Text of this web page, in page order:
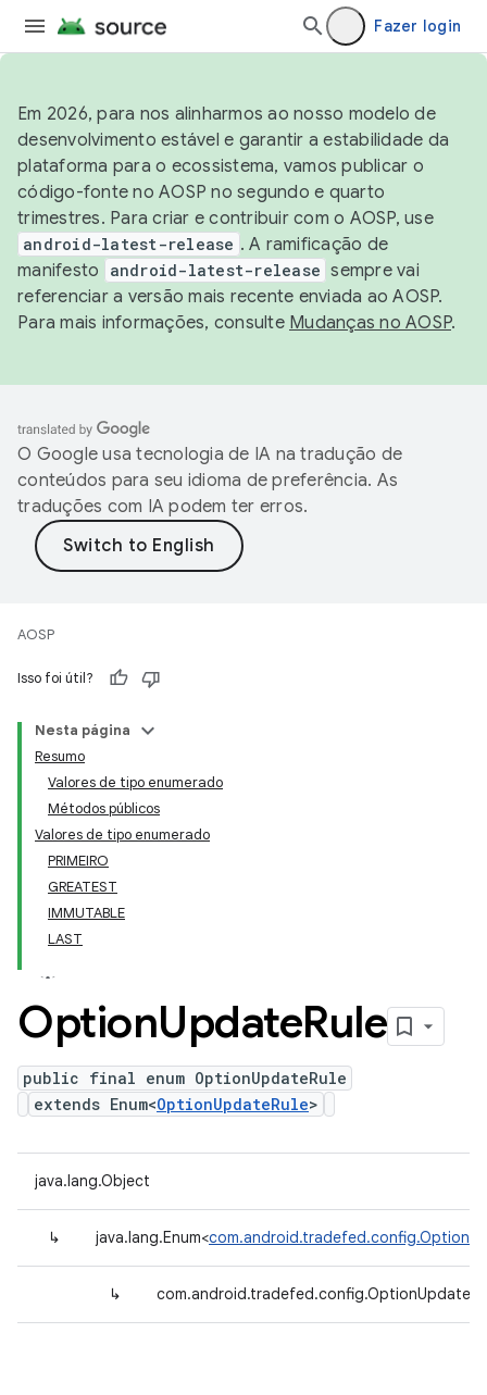
Fazer login
Em 2026, para nos alinharmos ao nosso modelo de
desenvolvimento estável e garantir a estabilidade da
plataforma para o ecossistema, vamos publicar o
código-fonte no AOSP no segundo e quarto
trimestres. Para criar e contribuir com o AOSP, use
android-latest-release . A ramificação de
manifesto
android-latest-release sempre vai
referenciar a versão mais recente enviada ao AOSP.
Para mais informações, consulte Mudanças no AOSP.
O Google usa tecnologia de IA na tradução de
conteúdos para seu idioma de preferência. As
traduções com IA podem ter erros.
AOSP
Isso foi útil?
Nesta página
Resumo
Valores de tipo enumerado
Métodos públicos
Valores de tipo enumerado
PRIMEIRO
GREATEST
IMMUTABLE
LAST
OptionUpdateRule
public final enum OptionUpdateRule
extends Enum<OptionUpdateRule>
java.lang.Object
↳ java.lang.Enum<
↳